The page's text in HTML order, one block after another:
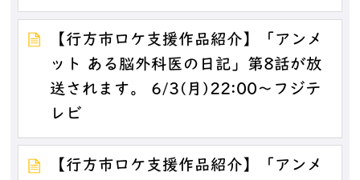
【行方市ロケ支援作品紹介】「アンメ
ット ある脳外科医の日記」第8話が放
送されます。 6/3(月)22:00～フジテ
レビ
【行方市ロケ支援作品紹介】「アンメ